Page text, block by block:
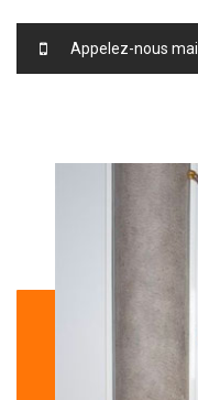
Appelez-nous